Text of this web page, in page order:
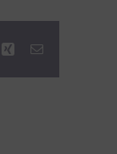
Xing Email